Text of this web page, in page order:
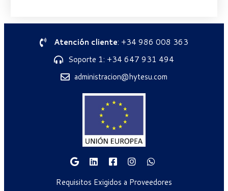
Atención cliente: +34 986 008 363
Soporte 1: +34 647 931 494
administracion@hytesu.com
Requisitos Exigidos a Proveedores